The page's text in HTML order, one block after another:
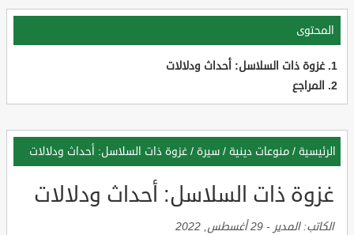
المحتوى
غزوة ذات السلاسل: أحداث ودلالات
المراجع
الرئيسية / منوعات دينية / سيرة / غزوة ذات السلاسل: أحداث ودلالات
غزوة ذات السلاسل: أحداث ودلالات
الكاتب:المدير - 29 أغسطس, 2022